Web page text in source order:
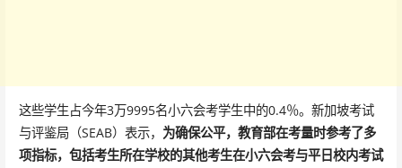
这些学生占今年3万9995名小六会考学生中的0.4％。新加坡考试
与评鉴局（SEAB）表示， 为确保公平，教育部在考量时参考了多
项指标，包括考生所在学校的其他考生在小六会考与平日校内考试